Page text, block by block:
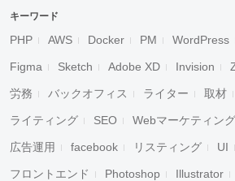
キーワード
PHP AWS Docker PM WordPress
Figma Sketch Adobe XD Invision
労務 バックオフィス ライター 取材
ライティング SEO Webマーケティング
広告運用 facebook リスティング UI
フロントエンド Photoshop Illustrator